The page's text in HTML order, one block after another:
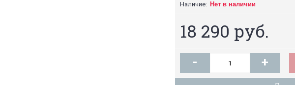
Наличие: Нет в наличии
18 290 руб.
- +